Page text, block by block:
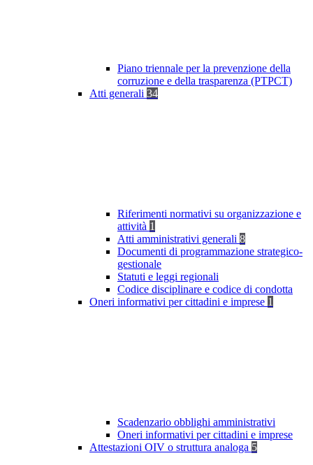
Piano triennale per la prevenzione della
corruzione e della trasparenza (PTPCT)
Atti generali 34
Riferimenti normativi su organizzazione e
attività 1
Atti amministrativi generali 8
Documenti di programmazione strategico-
gestionale
Statuti e leggi regionali
Codice disciplinare e codice di condotta
Oneri informativi per cittadini e imprese 1
Scadenzario obblighi amministrativi
Oneri informativi per cittadini e imprese
Attestazioni OIV o struttura analoga 5